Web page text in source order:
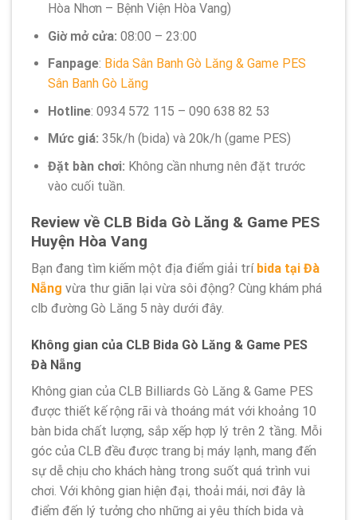
Hòa Nhơn – Bệnh Viện Hòa Vang)
Giờ mở cửa: 08:00 – 23:00
Fanpage: Bida Sân Banh Gò Lăng & Game PES
Sân Banh Gò Lăng
Hotline: 0934 572 115 – 090 638 82 53
Mức giá: 35k/h (bida) và 20k/h (game PES)
Đặt bàn chơi: Không cần nhưng nên đặt trước
vào cuối tuần.
Review về CLB Bida Gò Lăng & Game PES
Huyện Hòa Vang
Bạn đang tìm kiếm một địa điểm giải trí bida tại Đà
Nẵng vừa thư giãn lại vừa sôi động? Cùng khám phá
clb đường Gò Lăng 5 này dưới đây.
Không gian của CLB Bida Gò Lăng & Game PES
Đà Nẵng
Không gian của CLB Billiards Gò Lăng & Game PES
được thiết kế rộng rãi và thoáng mát với khoảng 10
bàn bida chất lượng, sắp xếp hợp lý trên 2 tầng. Mỗi
góc của CLB đều được trang bị máy lạnh, mang đến
sự dễ chịu cho khách hàng trong suốt quá trình vui
chơi. Với không gian hiện đại, thoải mái, nơi đây là
điểm đến lý tưởng cho những ai yêu thích bida và